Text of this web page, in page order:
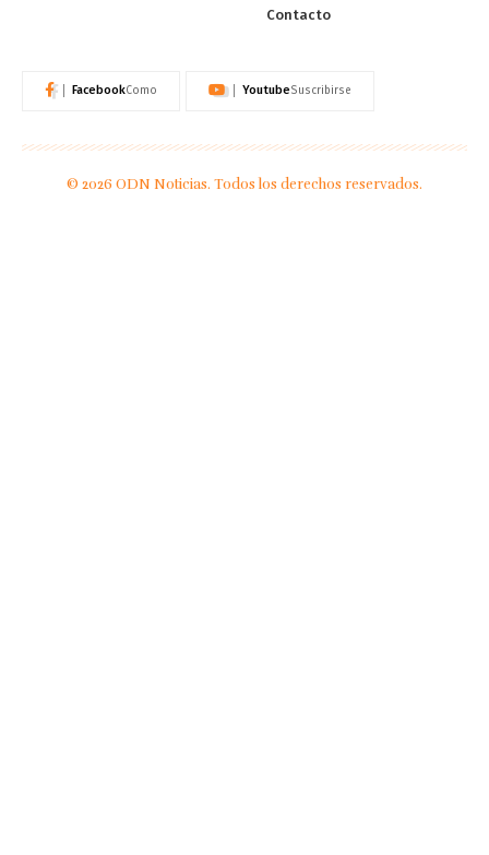
Contacto
FacebookComo YoutubeSuscribirse
© 2026 ODN Noticias. Todos los derechos reservados.